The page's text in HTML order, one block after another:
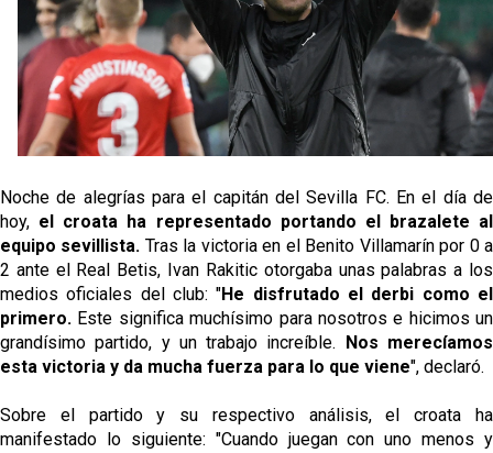
El Sevilla FC empieza a inscribir a los nuevos
fichajes
Opinión | "Carta abierta a Alberto Flores" por Rafa
García
Noche de alegrías para el capitán del Sevilla FC. En el día de
hoy, el croata ha representado portando el brazalete al
equipo sevillista. Tras la victoria en el Benito Villamarín por 0 a
2 ante el Real Betis, Ivan Rakitic otorgaba unas palabras a los
medios oficiales del club: "He disfrutado el derbi como el
primero. Este significa muchísimo para nosotros e hicimos un
grandísimo partido, y un trabajo increíble. Nos merecíamos
esta victoria y da mucha fuerza para lo que viene", declaró.
Sobre el partido y su respectivo análisis, el croata ha
manifestado lo siguiente: "Cuando juegan con uno menos y